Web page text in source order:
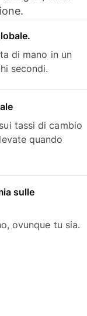
di mano in un
secondi.
tassi di cambio
quando
sulle
ovunque tu sia.